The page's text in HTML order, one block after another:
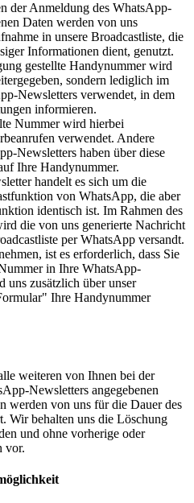
der Anmeldung des WhatsApp-
Daten werden von uns
in unsere Broadcastliste, die
Informationen dient, genutzt.
gestellte Handynummer wird
sondern lediglich im
Newsletters verwendet, in dem
informieren.
Nummer wird hierbei
verwendet. Andere
Newsletters haben über diese
Ihre Handynummer.
handelt es sich um die
von WhatsApp, die aber
identisch ist. Im Rahmen des
die von uns generierte Nachricht
per WhatsApp versandt.
ist es erforderlich, dass Sie
in Ihre WhatsApp-
uns zusätzlich über unser
Ihre Handynummer
weiteren von Ihnen bei der
Newsletters angegebenen
werden von uns für die Dauer des
Wir behalten uns die Löschung
und ohne vorherige oder
vor.